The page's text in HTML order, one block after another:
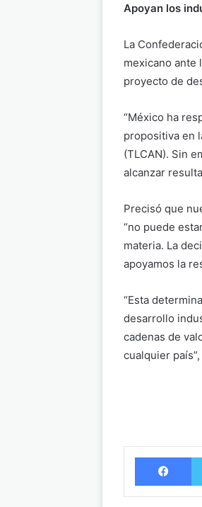
Apoyan los
La
mexicano ante
proyecto de
“México ha
propositiva en
(TLCAN). Sin
alcanzar
Precisó que
“no puede
materia. La
apoyamos la
“Esta
desarrollo
cadenas de
cualquier
Facebook